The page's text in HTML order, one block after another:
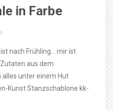
in Farbe
nach Frühling… mir ist
aus dem
unter einem Hut
Kunst Stanzschablone kk-